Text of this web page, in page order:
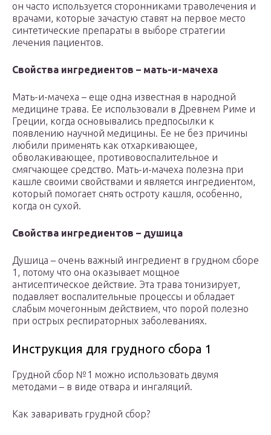
он часто используется сторонниками траволечения и
врачами, которые зачастую ставят на первое место
синтетические препараты в выборе стратегии
лечения пациентов.
Свойства ингредиентов – мать-и-мачеха
Мать-и-мачеха – еще одна известная в народной
медицине трава. Ее использовали в Древнем Риме и
Греции, когда основывались предпосылки к
появлению научной медицины. Ее не без причины
любили применять как отхаркивающее,
обволакивающее, противовоспалительное и
смягчающее средство. Мать-и-мачеха полезна при
кашле своими свойствами и является ингредиентом,
который помогает снять остроту кашля, особенно,
когда он сухой.
Свойства ингредиентов – душица
Душица – очень важный ингредиент в грудном сборе
1, потому что она оказывает мощное
антисептическое действие. Эта трава тонизирует,
подавляет воспалительные процессы и обладает
слабым мочегонным действием, что порой полезно
при острых респираторных заболеваниях.
Инструкция для грудного сбора 1
Грудной сбор №1 можно использовать двумя
методами – в виде отвара и ингаляций.
Как заваривать грудной сбор?